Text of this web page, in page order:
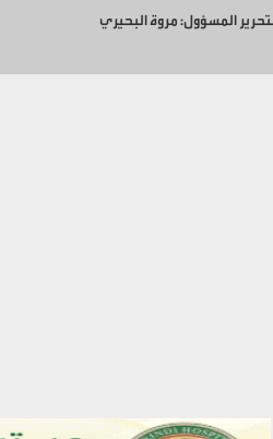
المسؤول: مروة البحيري